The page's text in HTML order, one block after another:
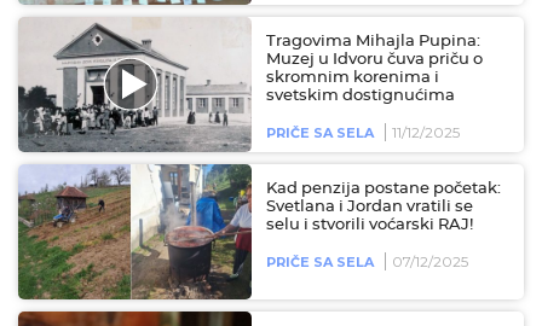
Tragovima Mihajla Pupina:
Muzej u Idvoru čuva priču o
skromnim korenima i
svetskim dostignućima
PRIČE SA SELA 11/12/2025
Kad penzija postane početak:
Svetlana i Jordan vratili se
selu i stvorili voćarski RAJ!
PRIČE SA SELA 07/12/2025